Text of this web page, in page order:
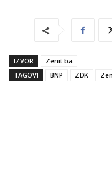
IZVOR
Zenit.ba
TAGOVI
BNP ZDK